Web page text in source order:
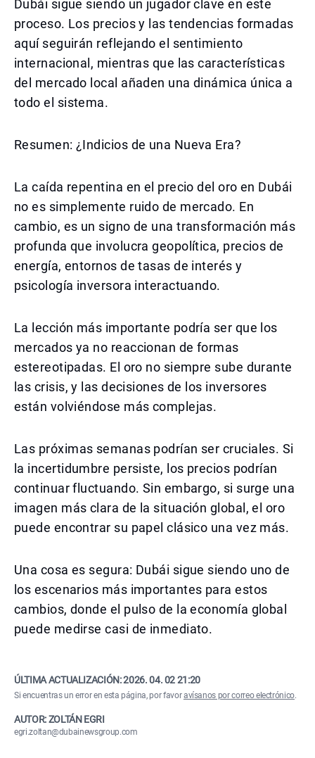
Dubái sigue siendo un jugador clave en este
proceso. Los precios y las tendencias formadas
aquí seguirán reflejando el sentimiento
internacional, mientras que las características
del mercado local añaden una dinámica única a
todo el sistema.
Resumen: ¿Indicios de una Nueva Era?
La caída repentina en el precio del oro en Dubái
no es simplemente ruido de mercado. En
cambio, es un signo de una transformación más
profunda que involucra geopolítica, precios de
energía, entornos de tasas de interés y
psicología inversora interactuando.
La lección más importante podría ser que los
mercados ya no reaccionan de formas
estereotipadas. El oro no siempre sube durante
las crisis, y las decisiones de los inversores
están volviéndose más complejas.
Las próximas semanas podrían ser cruciales. Si
la incertidumbre persiste, los precios podrían
continuar fluctuando. Sin embargo, si surge una
imagen más clara de la situación global, el oro
puede encontrar su papel clásico una vez más.
Una cosa es segura: Dubái sigue siendo uno de
los escenarios más importantes para estos
cambios, donde el pulso de la economía global
puede medirse casi de inmediato.
ÚLTIMA ACTUALIZACIÓN:2026. 04. 02 21:20
Si encuentras un error en esta página, por favoravísanos por correo electrónico.
AUTOR: ZOLTÁN EGRI
egri.zoltan@dubainewsgroup.com